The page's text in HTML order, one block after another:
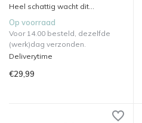
Heel schattig wacht dit...
Op voorraad
Voor 14.00 besteld, dezelfde
(werk)dag verzonden.
Deliverytime
€29,99